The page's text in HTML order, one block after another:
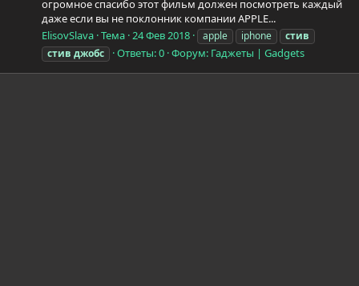
огромное спасибо этот фильм должен посмотреть каждый
даже если вы не поклонник компании APPLE...
ElisovSlava Тема 24 Фев 2018 apple iphone
стив
стив джобс Ответы: 0 Форум: Гаджеты | Gadgets